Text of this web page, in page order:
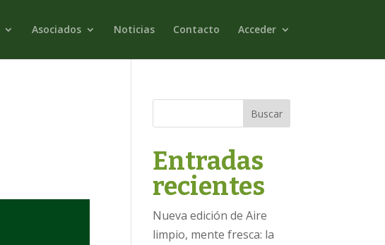
Asociados Noticias Contacto Acceder
Buscar
Entradas
recientes
Nueva edición de Aire
limpio, mente fresca: la